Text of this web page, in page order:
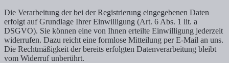
Die Verarbeitung der bei der Registrierung eingegebenen Daten
erfolgt auf Grundlage Ihrer Einwilligung (Art. 6 Abs. 1 lit. a
DSGVO). Sie können eine von Ihnen erteilte Einwilligung jederzeit
widerrufen. Dazu reicht eine formlose Mitteilung per E-Mail an uns.
Die Rechtmäßigkeit der bereits erfolgten Datenverarbeitung bleibt
vom Widerruf unberührt.